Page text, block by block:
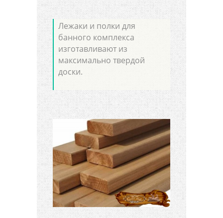
Лежаки и полки для
банного комплекса
изготавливают из
максимально твердой
доски.